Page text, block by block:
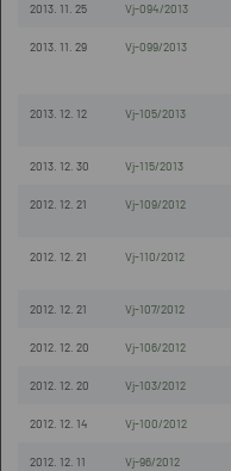
2013. 11. 25 Vj-094/2013
2013. 11. 29 Vj-099/2013
2013. 12. 12 Vj-105/2013
2013. 12. 30 Vj-115/2013
2012. 12. 21 Vj-109/2012
2012. 12. 21 Vj-110/2012
2012. 12. 21 Vj-107/2012
2012. 12. 20 Vj-106/2012
2012. 12. 20 Vj-103/2012
2012. 12. 14 Vj-100/2012
2012. 12. 11 Vj-96/2012